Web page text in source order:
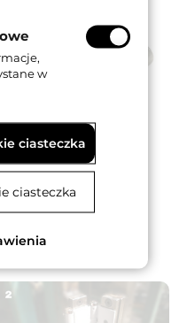
w
ciasteczka
ciasteczka